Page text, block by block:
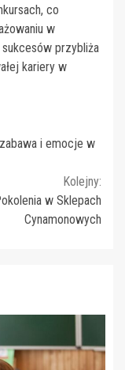
co
w
przybliża
kariery w
i emocje w
Kolejny:
w Sklepach
Cynamonowych